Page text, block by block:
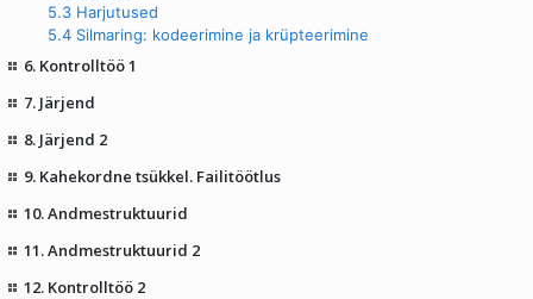
5.3 Harjutused
5.4 Silmaring: kodeerimine ja krüpteerimine
6. Kontrolltöö 1
7. Järjend
8. Järjend 2
9. Kahekordne tsükkel. Failitöötlus
10. Andmestruktuurid
11. Andmestruktuurid 2
12. Kontrolltöö 2